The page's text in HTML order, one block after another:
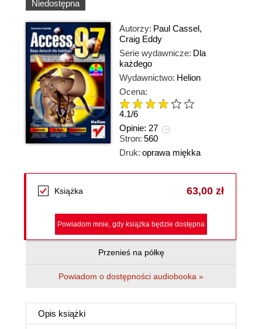
Niedostępna
Autorzy: Paul Cassel,
Craig Eddy
Serie wydawnicze: Dla
każdego
Wydawnictwo: Helion
Ocena:
4.1/6
Opinie: 27
Stron: 560
Druk: oprawa miękka
Książka 63,00 zł
Powiadom mnie, gdy książka będzie dostępna
Przenieś na półkę
Powiadom o dostępności audiobooka »
Opis książki